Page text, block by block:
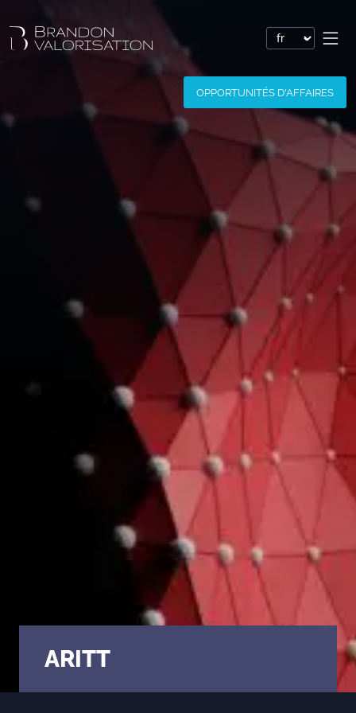
Valorisation financière
Valorisation express : Valo’Flash
Valoriser une société
Valoriser un logiciel
Valoriser un nom de domaine
Valoriser un site Internet
Valoriser des savoir-faire
Évaluer un préjudice
Valorisations contradictoires
Diagnostic valorisation
Conseils en stratégie
Conseil en propriété intellectuelle
Financements
Ingénierie de projet
Fiscalité & report d’imposition
IP Box pour rentabiliser vos idées
Business plan, modélisation financière
OPPORTUNITÉS D'AFFAIRES
ARITT